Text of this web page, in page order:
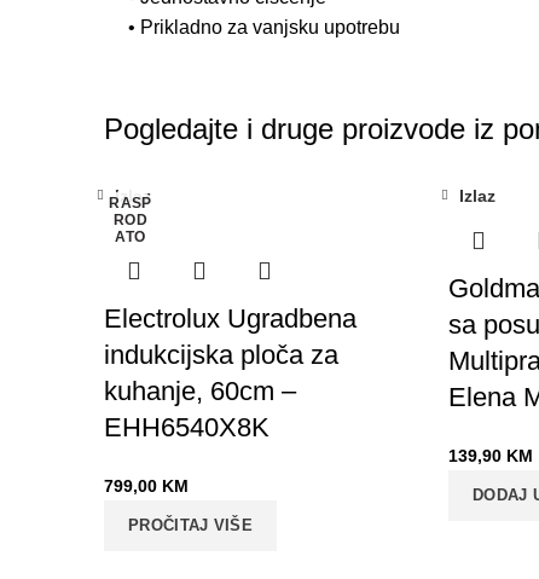
• Prikladno za vanjsku upotrebu
Pogledajte i druge proizvode iz
RASP
ROD
ATO
Izlaz
Electrolux Ugradbena
indukcijska ploča za
kuhanje, 60cm –
EHH6540X8K
799,00 KM
PROČITAJ VIŠE
Izlaz
sa
Elena
139,90 KM
DODAJ